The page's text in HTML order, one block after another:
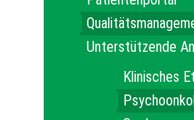
Unterstützende
Klinisches